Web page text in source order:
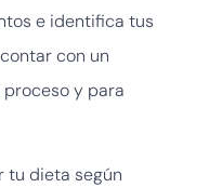
e identifica tus
con un
y para
tu dieta según